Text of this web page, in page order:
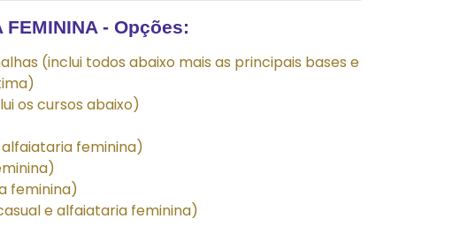
FEMININA - Opções:
(inclui todos abaixo mais as principais bases e
os cursos abaixo)
alfaiataria feminina)
feminina)
e alfaiataria feminina)